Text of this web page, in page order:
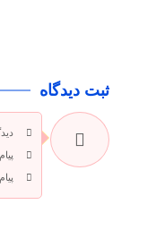
ثبت دیدگاه